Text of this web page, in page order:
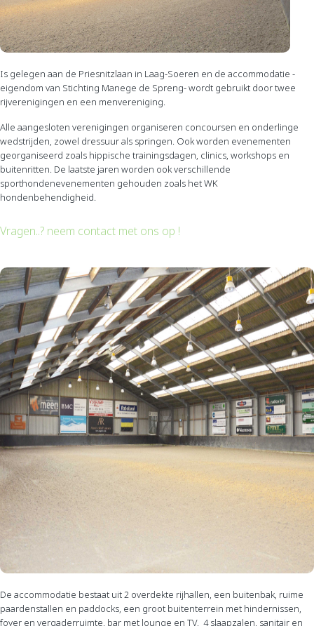
Is gelegen aan de Priesnitzlaan in Laag-Soeren en de accommodatie -
eigendom van Stichting Manege de Spreng- wordt gebruikt door twee
rijverenigingen en een menvereniging.
Alle aangesloten verenigingen organiseren concoursen en onderlinge
wedstrijden, zowel dressuur als springen. Ook worden evenementen
georganiseerd zoals hippische trainingsdagen, clinics, workshops en
buitenritten. De laatste jaren worden ook verschillende
sporthondenevenementen gehouden zoals het WK
hondenbehendigheid.
Vragen..? neem contact met ons op !
De accommodatie bestaat uit 2 overdekte rijhallen, een buitenbak, ruime
paardenstallen en paddocks, een groot buitenterrein met hindernissen,
foyer en vergaderruimte, bar met lounge en TV, 4 slaapzalen, sanitair en